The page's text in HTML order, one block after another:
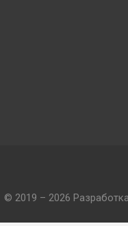
© 2019 – 2026